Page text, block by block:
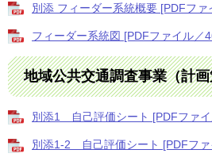
別添 フィーダー系統概要 [PDFファ
フィーダー系統図 [PDFファイル／
地域公共交通調査事業（計
別添1 自己評価シート [PDFファイ
別添1-2 自己評価シート [PDFファ